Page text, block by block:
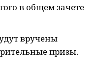
в общем зачете
вручены
призы.